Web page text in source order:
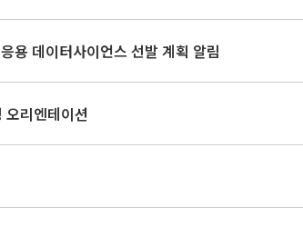
용 데이터사이언스 선발 계획 알림
리엔테이션